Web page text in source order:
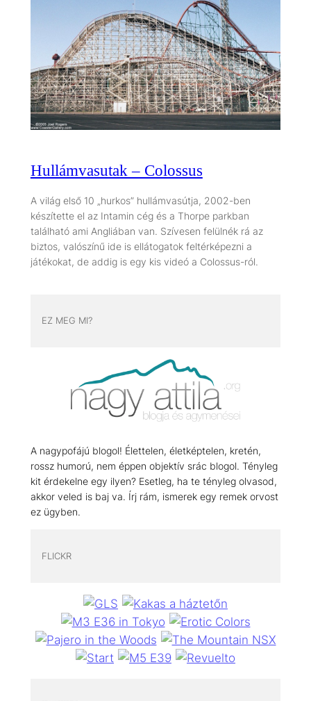
Hullámvasutak – Colossus
A világ első 10 „hurkos” hullámvasútja, 2002-ben
készítette el az Intamin cég és a Thorpe parkban
található ami Angliában van. Szívesen felülnék rá az
biztos, valószínű ide is ellátogatok feltérképezni a
játékokat, de addig is egy kis videó a Colossus-ról.
EZ MEG MI?
A nagypofájú blogol! Élettelen, életképtelen, kretén,
rossz humorú, nem éppen objektív srác blogol. Tényleg
kit érdekelne egy ilyen? Esetleg, ha te tényleg olvasod,
akkor veled is baj va. Írj rám, ismerek egy remek orvost
ez ügyben.
FLICKR